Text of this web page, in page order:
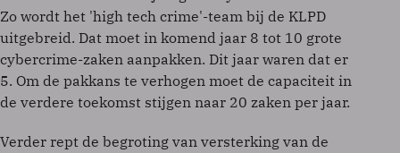
Zo wordt het 'high tech crime'-team bij de KLPD
uitgebreid. Dat moet in komend jaar 8 tot 10 grote
cybercrime-zaken aanpakken. Dit jaar waren dat er
5. Om de pakkans te verhogen moet de capaciteit in
de verdere toekomst stijgen naar 20 zaken per jaar.
Verder rept de begroting van versterking van de